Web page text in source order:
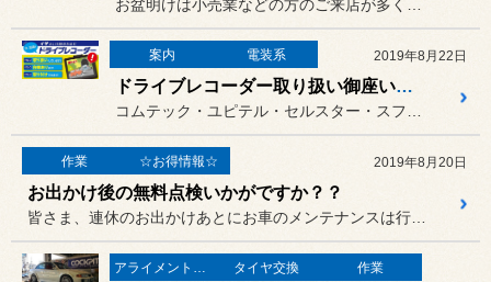
案内 電装系 2019年8月22日
ドライブレコーダー取り扱い御座います
作業 ☆お得情報☆ 2019年8月20日
お出かけ後の無料点検いかがですか？？
アライメント調整 タイヤ交換
作業